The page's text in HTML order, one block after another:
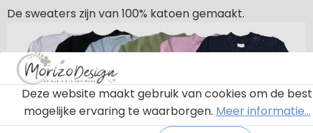
De sweaters zijn van 100% katoen gemaakt.
Deze website maakt gebruik van cookies om de best
mogelijke ervaring te waarborgen. Meer informatie...